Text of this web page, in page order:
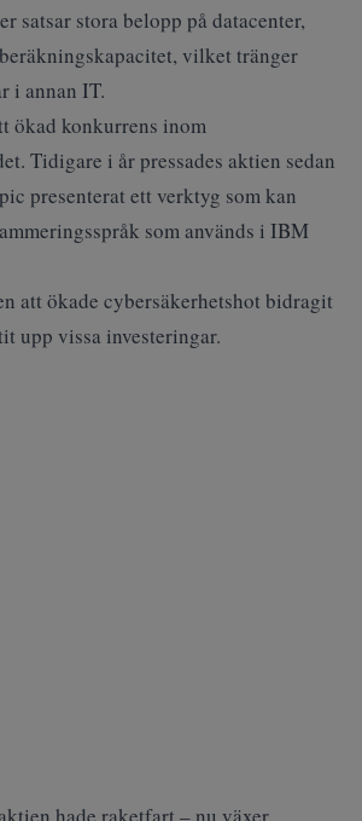
satsar stora belopp på datacenter,
vilket tränger
i annan IT.
ökad konkurrens inom
Tidigare i år pressades aktien sedan
presenterat ett verktyg som kan
som används i IBM
att ökade cybersäkerhetshot bidragit
upp vissa investeringar.